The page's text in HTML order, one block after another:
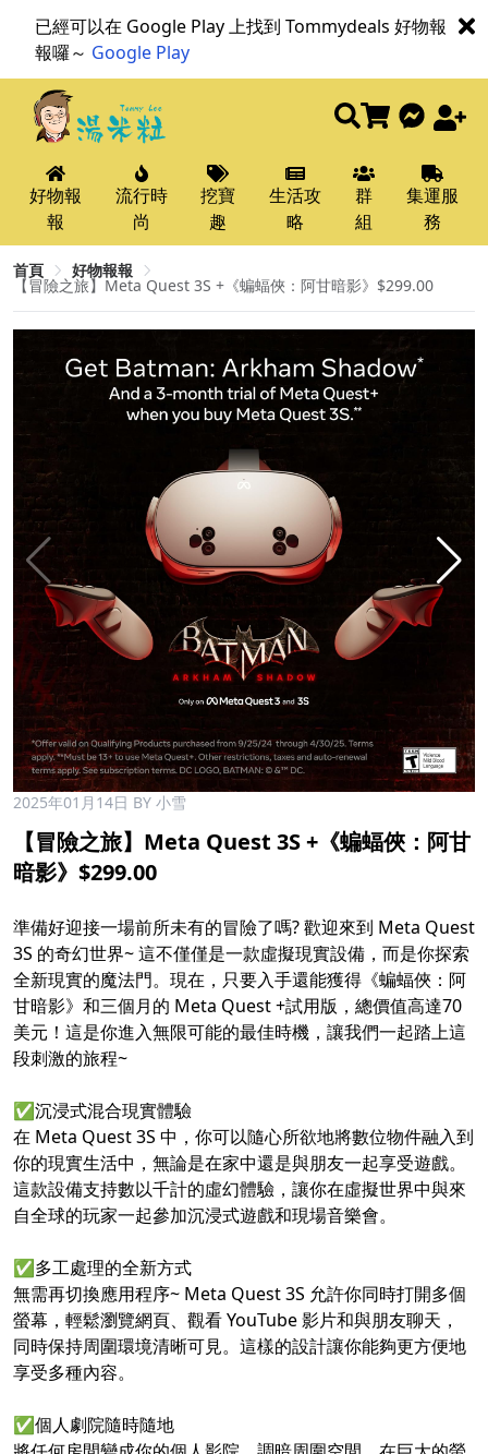
已經可以在 Google Play 上找到 Tommydeals 好物報
報囉～ Google Play
好物報
報
流行時
尚
挖寶
趣
生活攻
略
群
組
集運服
務
首頁 好物報報
【冒險之旅】Meta Quest 3S +《蝙蝠俠：阿甘暗影》$299.00
2025年01月14日 BY 小雪
【冒險之旅】Meta Quest 3S +《蝙蝠俠：阿甘
暗影》$299.00
準備好迎接一場前所未有的冒險了嗎? 歡迎來到 Meta Quest
3S 的奇幻世界~ 這不僅僅是一款虛擬現實設備，而是你探索
全新現實的魔法門。現在，只要入手還能獲得《蝙蝠俠：阿
甘暗影》和三個月的 Meta Quest +試用版，總價值高達70
美元！這是你進入無限可能的最佳時機，讓我們一起踏上這
段刺激的旅程~
✅沉浸式混合現實體驗
在 Meta Quest 3S 中，你可以隨心所欲地將數位物件融入到
你的現實生活中，無論是在家中還是與朋友一起享受遊戲。
這款設備支持數以千計的虛幻體驗，讓你在虛擬世界中與來
自全球的玩家一起參加沉浸式遊戲和現場音樂會。
✅多工處理的全新方式
無需再切換應用程序~ Meta Quest 3S 允許你同時打開多個
螢幕，輕鬆瀏覽網頁、觀看 YouTube 影片和與朋友聊天，
同時保持周圍環境清晰可見。這樣的設計讓你能夠更方便地
享受多種內容。
✅個人劇院隨時隨地